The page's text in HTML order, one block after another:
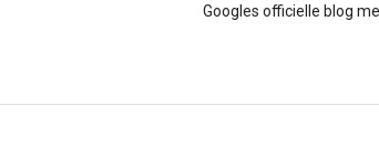
Googles officielle blog